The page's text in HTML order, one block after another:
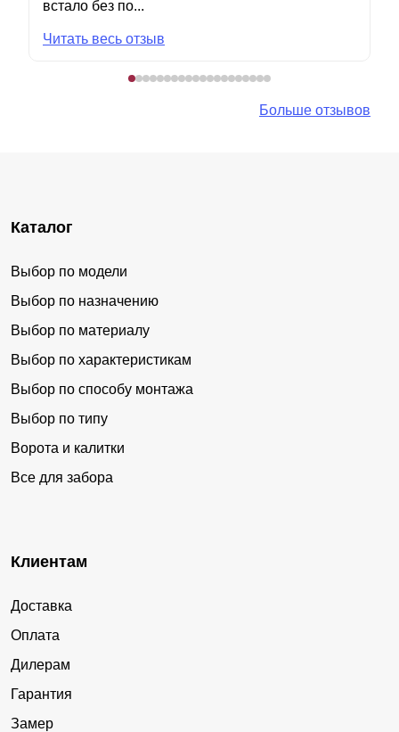
встало без по...
Читать весь отзыв
Больше отзывов
Каталог
Выбор по модели
Выбор по назначению
Выбор по материалу
Выбор по характеристикам
Выбор по способу монтажа
Выбор по типу
Ворота и калитки
Все для забора
Клиентам
Доставка
Оплата
Дилерам
Гарантия
Замер